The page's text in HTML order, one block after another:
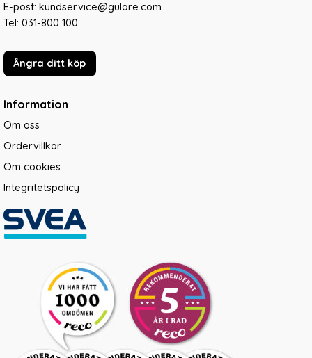
E-post: kundservice@gulare.com
Tel: 031-800 100
Ångra ditt köp
Information
Om oss
Ordervillkor
Om cookies
Integritetspolicy